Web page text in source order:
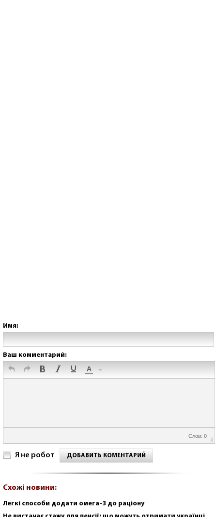
Имя:
Ваш комментарий:
Слов: 0
Я не робот ДОБАВИТЬ КОМЕНТАРИЙ
Схожі новини:
Легкі способи додати омега-3 до раціону